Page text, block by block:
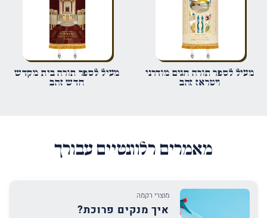
שמור בדפדפן זה את השם, האימייל והאתר שלי לפעם הבאה שאגיב.
מעיל לספר תורה חגים מודרני
ויטראז זהב
מעיל לספר תורה בית מקדש
חדש זהב
מאמרים רלוונטיים עבורך
מוצרי רקמה
איך מנקים פרוכת?